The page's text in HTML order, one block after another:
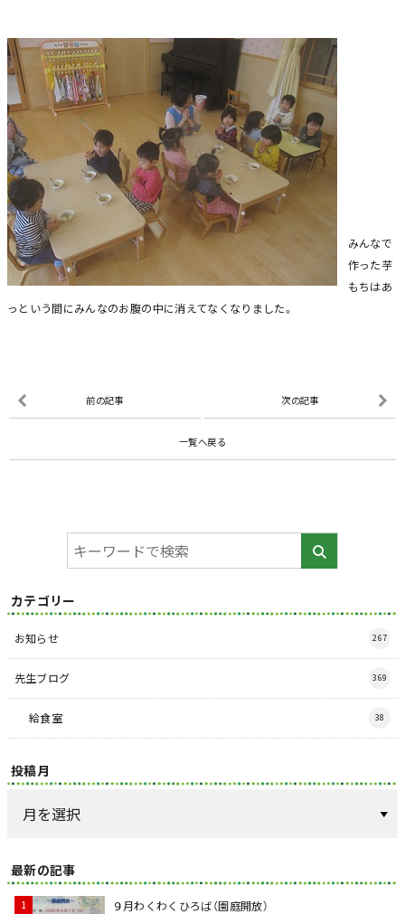
みんなで
作った芋
もちはあ
っという間にみんなのお腹の中に消えてなくなりました。
前の記事 次の記事
一覧へ戻る
カテゴリー
お知らせ 267
先生ブログ 369
給食室 38
投稿月
最新の記事
９月わくわくひろば（園庭開放）